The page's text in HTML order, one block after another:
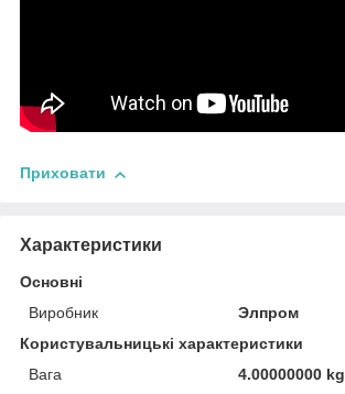
Приховати
Характеристики
Основні
Виробник
Элпром
Користувальницькі характеристики
Вага
4.00000000 kg